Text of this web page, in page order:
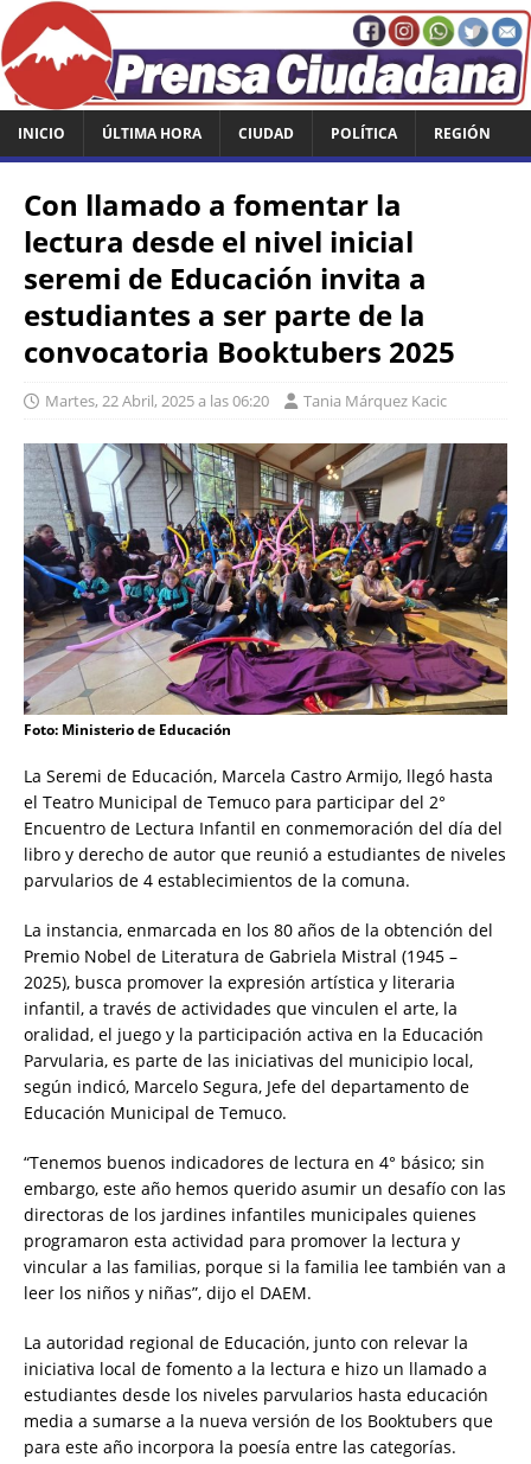
INICIO ÚLTIMA HORA CIUDAD POLÍTICA REGIÓN
Con llamado a fomentar la
lectura desde el nivel inicial
seremi de Educación invita a
estudiantes a ser parte de la
convocatoria Booktubers 2025
Martes, 22 Abril, 2025 a las 06:20 Tania Márquez Kacic
Foto: Ministerio de Educación
La Seremi de Educación, Marcela Castro Armijo, llegó hasta
el Teatro Municipal de Temuco para participar del 2°
Encuentro de Lectura Infantil en conmemoración del día del
libro y derecho de autor que reunió a estudiantes de niveles
parvularios de 4 establecimientos de la comuna.
La instancia, enmarcada en los 80 años de la obtención del
Premio Nobel de Literatura de Gabriela Mistral (1945 –
2025), busca promover la expresión artística y literaria
infantil, a través de actividades que vinculen el arte, la
oralidad, el juego y la participación activa en la Educación
Parvularia, es parte de las iniciativas del municipio local,
según indicó, Marcelo Segura, Jefe del departamento de
Educación Municipal de Temuco.
“Tenemos buenos indicadores de lectura en 4° básico; sin
embargo, este año hemos querido asumir un desafío con las
directoras de los jardines infantiles municipales quienes
programaron esta actividad para promover la lectura y
vincular a las familias, porque si la familia lee también van a
leer los niños y niñas”, dijo el DAEM.
La autoridad regional de Educación, junto con relevar la
iniciativa local de fomento a la lectura e hizo un llamado a
estudiantes desde los niveles parvularios hasta educación
media a sumarse a la nueva versión de los Booktubers que
para este año incorpora la poesía entre las categorías.